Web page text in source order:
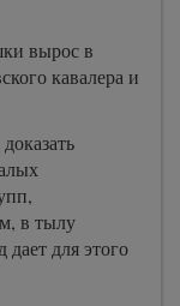
вырос в
кавалера и
в тылу
для этого